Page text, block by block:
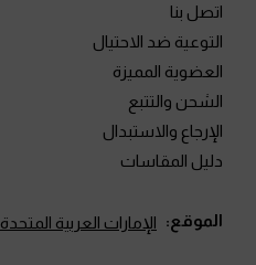
اتصل بنا
التوعية ضد الاحتيال
العضوية المميزة
الشحن والتتبع
الإرجاع والاستبدال
دليل المقاسات
الموقع: الإمارات العربية المتحدة